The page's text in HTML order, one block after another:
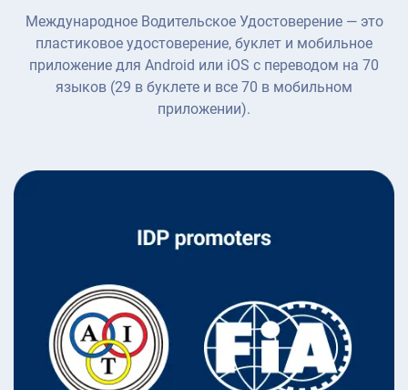
Международное Водительское Удостоверение — это
пластиковое удостоверение, буклет и мобильное
приложение для Android или iOS с переводом на 70
языков (29 в буклете и все 70 в мобильном
приложении).